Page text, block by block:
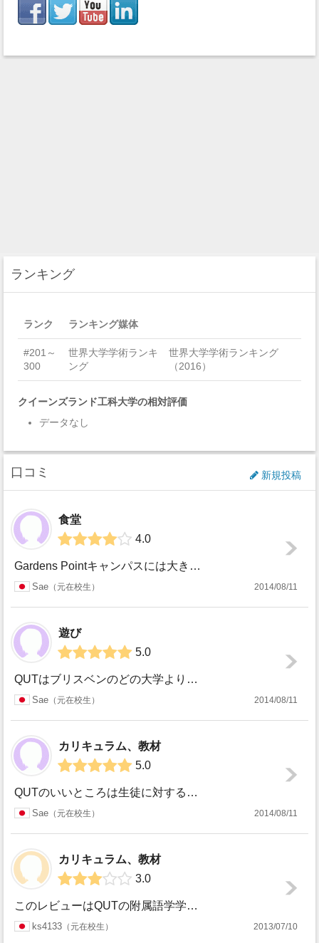
ランキング
ランク ランキング媒体
#201～
300
世界大学学術ランキ
ング
世界大学学術ランキング
（2016）
クイーンズランド工科大学の相対評価
データなし
口コミ 新規投稿
食堂
4.0
Gardens Pointキャンパスには大きいフードコートがあり学食に困ることはありません。でも値段は大学だから安いということはなく、学生には少し高いです...
Sae 元在校生 2014/08/11
遊び
5.0
QUTはブリスベンのどの大学よりも生徒同士のコミュニケーション作りに力を入れていて、大学内にたくさんのクラブやボランティアに参加できる機会があり友達は増や...
Sae 元在校生 2014/08/11
カリキュラム、教材
5.0
QUTのいいところは生徒に対するサポートがすごくしっかりしているというところです。図書館に行けば勉強のあらゆることに関して質問できるし、必要なら１対１のサ...
Sae 元在校生 2014/08/11
カリキュラム、教材
3.0
このレビューはQUTの附属語学学校についてです。 IELTSのスコアが少し足りなかったため、大学院に直接進学することができず、EAPコースで12週間通い...
ks4133 元在校生 2013/07/10